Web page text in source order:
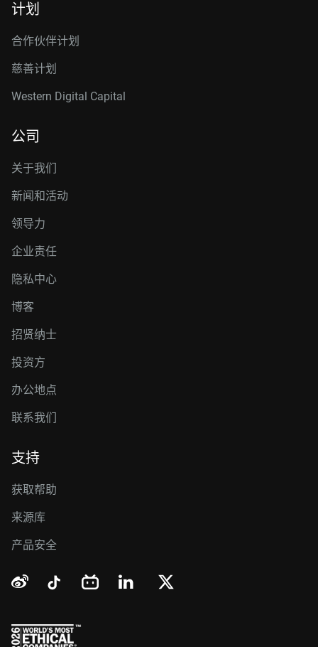
计划
合作伙伴计划
慈善计划
Western Digital Capital
公司
关于我们
新闻和活动
领导力
企业责任
隐私中心
博客
招贤纳士
投资方
办公地点
联系我们
支持
获取帮助
来源库
产品安全